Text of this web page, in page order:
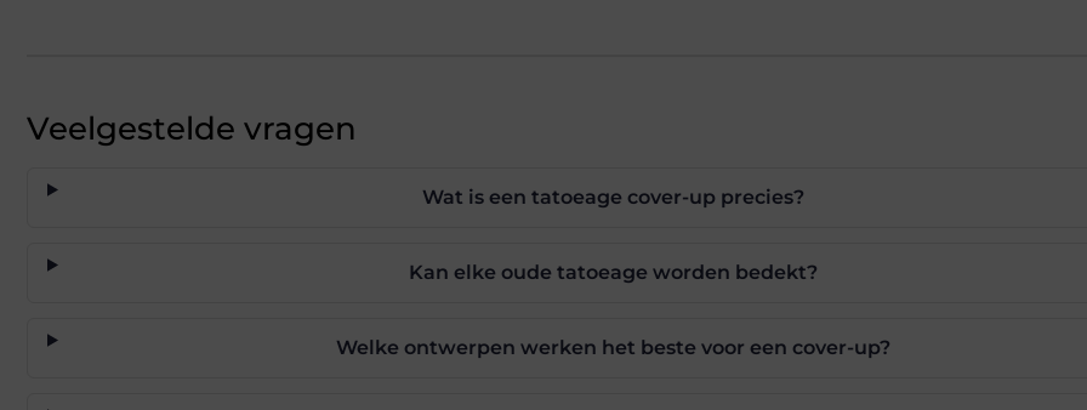
Veelgestelde vragen
Wat is een tatoeage cover-up precies?
Kan elke oude tatoeage worden bedekt?
Welke ontwerpen werken het beste voor een cover-up?